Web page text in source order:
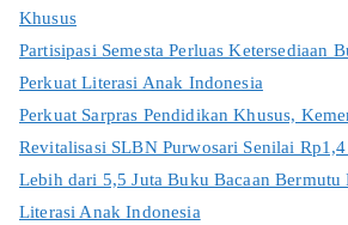
Khusus
Partisipasi Semesta Perluas Ketersediaan
Perkuat Literasi Anak Indonesia
Perkuat Sarpras Pendidikan Khusus,
Revitalisasi SLBN Purwosari Senilai
Lebih dari 5,5 Juta Buku Bacaan
Literasi Anak Indonesia